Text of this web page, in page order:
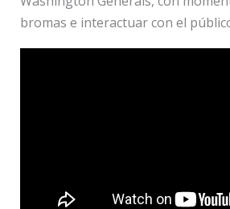
bromas e interactuar con el